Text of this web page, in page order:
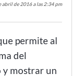
abril de 2016 a las 2:34 pm
permite al
del
y mostrar un